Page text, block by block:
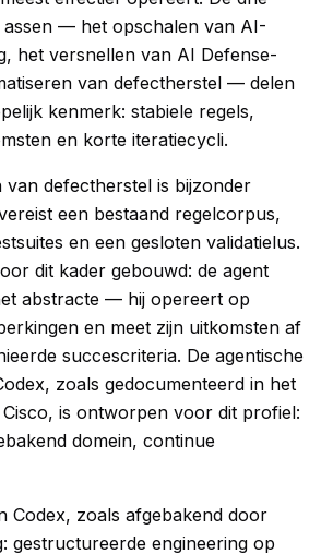
assen — het opschalen van AI-
het versnellen van AI Defense-
van defectherstel — delen
kenmerk: stabiele regels,
en korte iteratiecycli.
van defectherstel is bijzonder
een bestaand regelcorpus,
en een gesloten validatielus.
dit kader gebouwd: de agent
abstracte — hij opereert op
en meet zijn uitkomsten af
succescriteria. De agentische
zoals gedocumenteerd in het
is ontworpen voor dit profiel:
domein, continue
Codex, zoals afgebakend door
gestructureerde engineering op